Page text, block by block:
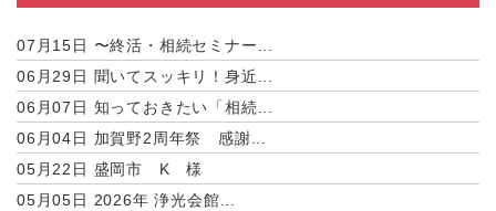
07月15日 〜終活・相続セミナー...
06月29日 聞いてスッキリ！身近...
06月07日 知っておきたい「相続...
06月04日 加賀野2周年祭 感謝...
05月22日 盛岡市 K 様
05月05日 2026年 浄光会館...